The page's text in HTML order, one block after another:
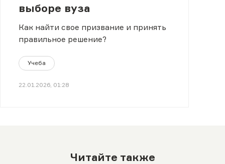
выборе вуза
Как найти свое призвание и принять
правильное решение?
Учеба
22.01.2026, 01:28
Читайте также